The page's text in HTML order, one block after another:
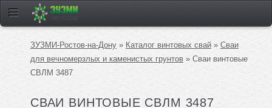
ЗУЗМИ-Ростов-на-Дону » Каталог винтовых свай » Сваи
для вечномерзлых и каменистых грунтов » Сваи винтовые
СВЛМ 3487
СВАИ ВИНТОВЫЕ СВЛМ 3487